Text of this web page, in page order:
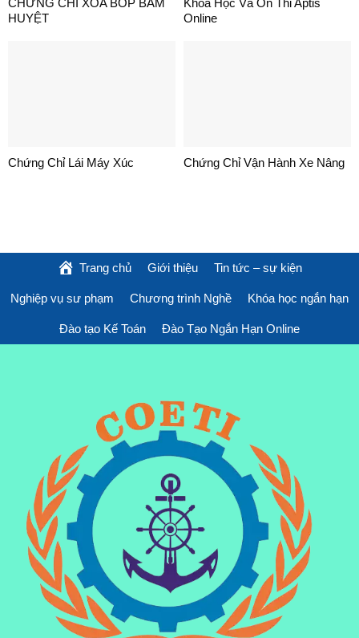
HUYỆT
Online
Chứng Chỉ Lái Máy Xúc Chứng Chỉ Vận Hành Xe Nâng
Trang chủ Giới thiệu Tin tức – sự kiện
Nghiệp vụ sư phạm Chương trình Nghề Khóa học ngắn hạn
Đào tạo Kế Toán Đào Tạo Ngắn Hạn Online